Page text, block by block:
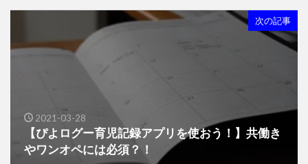
次の記事
2021-03-28
【ぴよログー育児記録アプリを使おう！】共働き
やワンオペには必須？！